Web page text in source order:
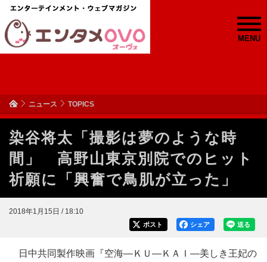
MENU
ニュース TOPICS
染谷将太「撮影は夢のような時
間」 高野山東京別院でのヒット
祈願に「興奮で鳥肌が立った」
2018年1月15日 / 18:10
送る
シェア
ポスト
日中共同製作映画『空海―ＫＵ―ＫＡＩ―美しき王妃の